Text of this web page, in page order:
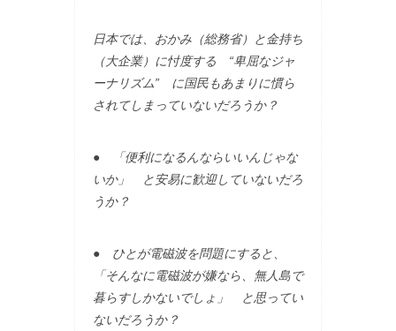
日本では、おかみ（総務省）と金持ち
（大企業）に忖度する “卑屈なジャ
ーナリズム” に国民もあまりに慣ら
されてしまっていないだろうか？
● 「便利になるんならいいんじゃな
いか」 と安易に歓迎していないだろ
うか？
● ひとが電磁波を問題にすると、
「そんなに電磁波が嫌なら、無人島で
暮らすしかないでしょ」 と思ってい
ないだろうか？